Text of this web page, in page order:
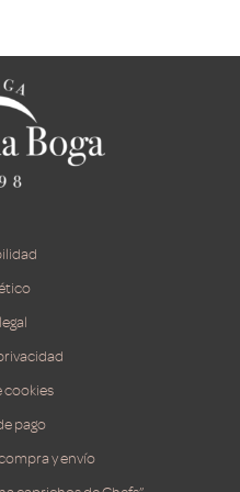
cookies
pago
y envío